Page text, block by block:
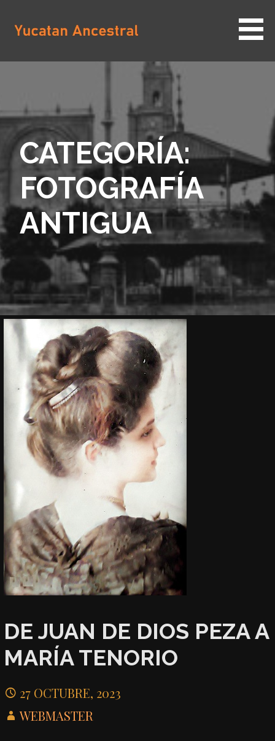
contenido
YUCATAN ANCESTRAL
CATEGORÍA:
FOTOGRAFÍA
ANTIGUA
DE JUAN DE DIOS PEZA A
MARÍA TENORIO
27 OCTUBRE, 2023
WEBMASTER